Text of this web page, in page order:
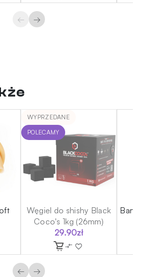
← →
WYPRZEDANE
POLECAMY
Węgiel do shishy Black
Coco's 1kg (26mm)
29.90zł
← →